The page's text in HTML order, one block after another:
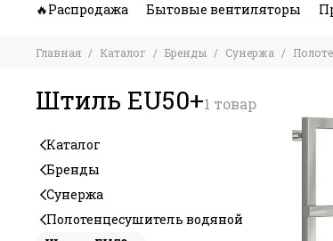
🔥Распродажа Бытовые вентиляторы
Главная Каталог Бренды Сунержа
Штиль EU50+
Каталог
Бренды
Сунержа
Полотенцесушитель водяной